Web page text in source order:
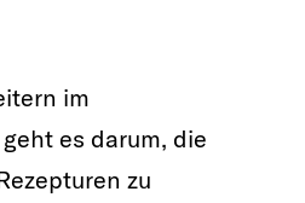
im
es darum, die
zu